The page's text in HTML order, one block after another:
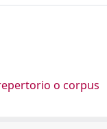
o corpus